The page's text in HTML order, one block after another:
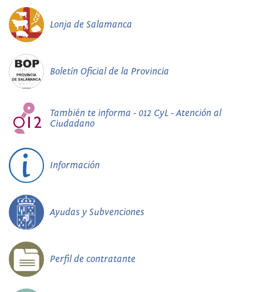
Lonja de Salamanca
Boletín Oficial de la Provincia
También te informa - 012 CyL - Atención al
Ciudadano
Información
Ayudas y Subvenciones
Perfil de contratante